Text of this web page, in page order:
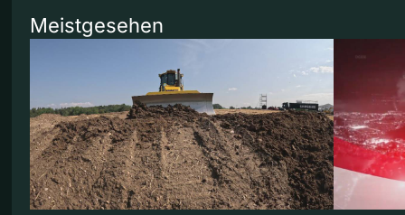
Meistgesehen